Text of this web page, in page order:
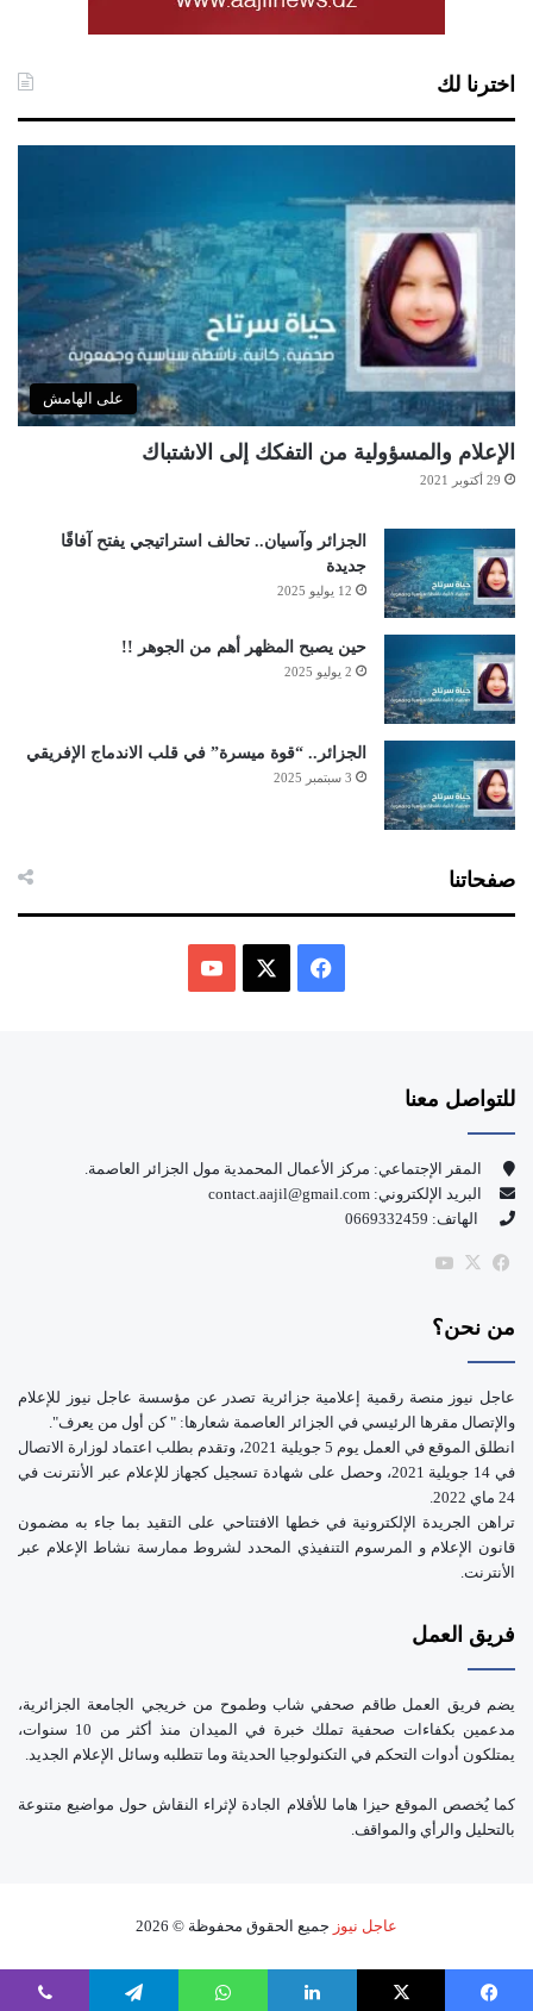
اخترنا لك
على الهامش
الإعلام والمسؤولية من التفكك إلى الاشتباك
29 أكتوبر 2021
الجزائر وآسيان.. تحالف استراتيجي يفتح آفاقًا
جديدة
12 يوليو 2025
حين يصبح المظهر أهم من الجوهر !!
2 يوليو 2025
الجزائر.. “قوة ميسرة” في قلب الاندماج الإفريقي
3 سبتمبر 2025
صفحاتنا
و
ك
للتواصل معنا
المقر الإجتماعي: مركز الأعمال المحمدية مول الجزائر العاصمة.
البريد الإلكتروني: contact.aajil@gmail.com
الهاتف: 0669332459
فيسبوك
‫X
من نحن؟
عاجل نيوز منصة رقمية إعلامية جزائرية تصدر عن مؤسسة عاجل نيوز للإعلام
والإتصال مقرها الرئيسي في الجزائر العاصمة شعارها: " كن أول من يعرف".
انطلق الموقع في العمل يوم 5 جويلية 2021، وتقدم بطلب اعتماد لوزارة الاتصال
في 14 جويلية 2021، وحصل على شهادة تسجيل كجهاز للإعلام عبر الأنترنت في
24 ماي 2022.
تراهن الجريدة الإلكترونية في خطها الافتتاحي على التقيد بما جاء به مضمون
قانون الإعلام و المرسوم التنفيذي المحدد لشروط ممارسة نشاط الإعلام عبر
الأنترنت.
فريق العمل
يضم فريق العمل طاقم صحفي شاب وطموح من خريجي الجامعة الجزائرية،
مدعمين بكفاءات صحفية تملك خبرة في الميدان منذ أكثر من 10 سنوات،
يمتلكون أدوات التحكم في التكنولوجيا الحديثة وما تتطلبه وسائل الإعلام الجديد.
كما يُخصص الموقع حيزا هاما للأقلام الجادة لإثراء النقاش حول مواضيع متنوعة
بالتحليل والرأي والمواقف.
عاجل نيوز جميع الحقوق محفوظة © 2026